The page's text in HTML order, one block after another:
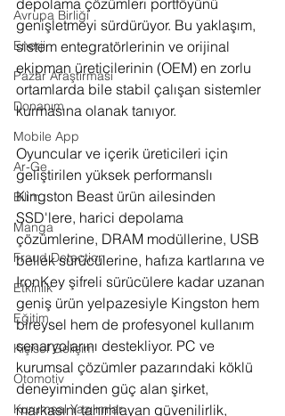
Avrupa Birliği
Enerji
Pazar Araştırması
Donanım
Mobile App
Ar-Ge
Bilim
Manga
Fraud Detection
Etkinlik
Eğitim
Kişisel Gelişim
Otomotiv
Kurumsal Yazılımlar
genişletmeyi sürdürüyor. Bu yaklaşım,
sistem entegratörlerinin ve orijinal
ekipman üreticilerinin (OEM) en zorlu
ortamlarda bile stabil çalışan sistemler
kurmasına olanak tanıyor.
Oyuncular ve içerik üreticileri için
geliştirilen yüksek performanslı
Kingston Beast ürün ailesinden
SSD'lere, harici depolama
çözümlerine, DRAM modüllerine, USB
bellek sürücülerine, hafıza kartlarına ve
IronKey şifreli sürücülere kadar uzanan
geniş ürün yelpazesiyle Kingston hem
bireysel hem de profesyonel kullanım
senaryolarını destekliyor. PC ve
kurumsal çözümler pazarındaki köklü
deneyiminden güç alan şirket,
markasını tanımlayan güvenilirlik,